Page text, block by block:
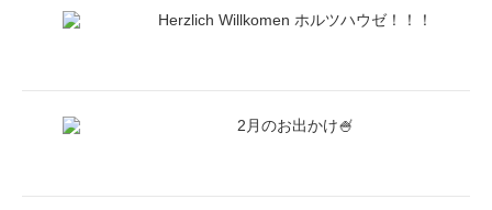
Herzlich Willkomen ホルツハウゼ！！！
2月のお出かけ🍧